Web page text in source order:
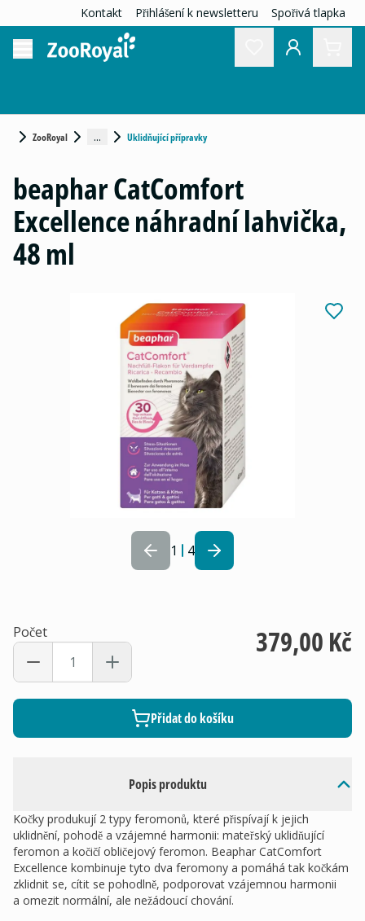
Kontakt Přihlášení k newsletteru Spořivá tlapka
ZooRoyal ... Uklidňující přípravky
1 4
Popis produktu
Kočky produkují 2 typy feromonů, které přispívají k jejich
uklidnění, pohodě a vzájemné harmonii: mateřský uklidňující
feromon a kočičí obličejový feromon. Beaphar CatComfort
Excellence kombinuje tyto dva feromony a pomáhá tak kočkám
zklidnit se, cítit se pohodlně, podporovat vzájemnou harmonii
a omezit normální, ale nežádoucí chování.
beaphar CatComfort
Excellence náhradní lahvička,
48 ml
Počet 379,00 Kč
Přidat do košíku